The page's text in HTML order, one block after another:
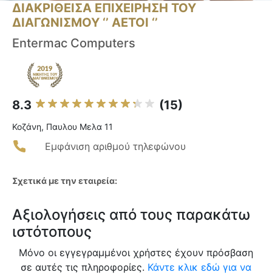
ΔΙΑΚΡΙΘΕΙΣΑ ΕΠΙΧΕΙΡΗΣΗ ΤΟΥ
ΔΙΑΓΩΝΙΣΜΟΥ ‘’ ΑΕΤΟΙ ‘’
Entermac Computers
8.3 (15)
Κοζάνη, Παυλου Μελα 11
Εμφάνιση αριθμού τηλεφώνου
Σχετικά με την εταιρεία:
Αξιολογήσεις από τους παρακάτω
ιστότοπους
Μόνο οι εγγεγραμμένοι χρήστες έχουν πρόσβαση
σε αυτές τις πληροφορίες. Κάντε κλικ εδώ για να